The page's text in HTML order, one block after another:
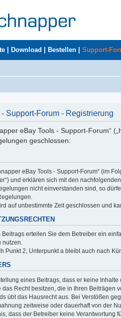
Download Bestellen Support-
Support-Forum - Registrierung
eBay Tools - Support-Forum“
geschlossen:
eBay Tools - Support-Forum“ (im
und erklären sich mit den
nicht einverstanden sind, so
auf unbestimmte Zeit geschlossen und
Beitrags erteilen Sie dem Betreiber ein
nutzen.
Punkt 2, Unterpunkt a bleibt auch nach
eines Beitrags, dass er keine
Recht besitzen, die in Ihren Beiträgen
übt das Hausrecht aus. Bei Verstößen
zeitweise oder dauerhaft von der
dass der Betreiber keine Verantwortung